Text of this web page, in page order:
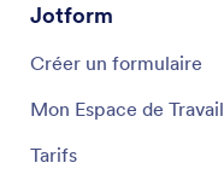
Jotform
Créer un formulaire
Mon Espace de Travail
Tarifs